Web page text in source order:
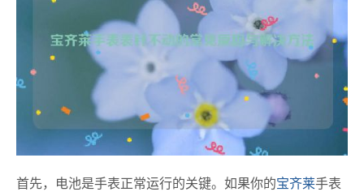
首先，电池是手表正常运行的关键。如果你的宝齐莱手表